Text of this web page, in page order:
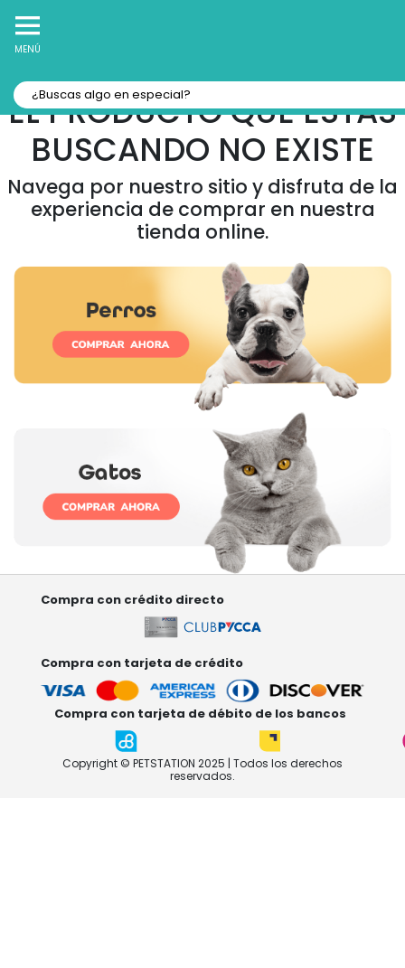
MENÚ
EL PRODUCTO QUE ESTAS
BUSCANDO NO EXISTE
Navega por nuestro sitio y disfruta de la
experiencia de comprar en nuestra
tienda online.
Compra con crédito directo
Compra con tarjeta de crédito
Compra con tarjeta de débito de los bancos
Copyright © PETSTATION 2025 | Todos los derechos
reservados.